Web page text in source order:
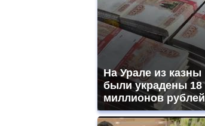
На Урале из казны
были украдены 18
миллионов рублей